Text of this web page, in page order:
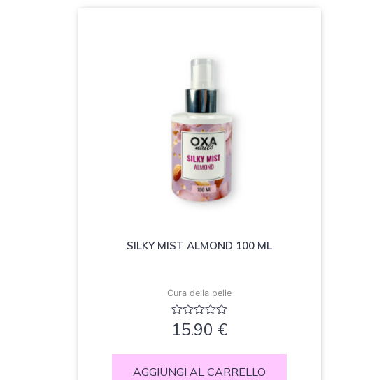
SILKY MIST ALMOND 100 ML
Cura della pelle
Valutato
0
5
15.90 €
AGGIUNGI AL CARRELLO